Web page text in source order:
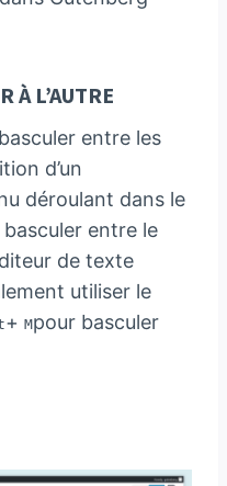
À L’AUTRE
entre les
d’un
déroulant dans le
entre le
de texte
utiliser le
+ Mpour basculer